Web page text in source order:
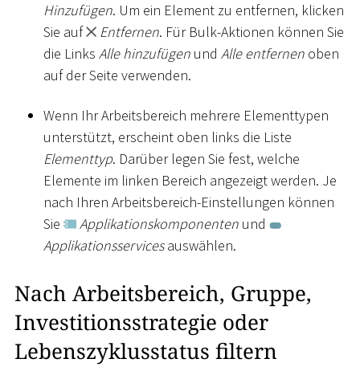
Hinzufügen. Um ein Element zu entfernen, klicken
Sie auf
Entfernen. Für Bulk-Aktionen können Sie
die Links Alle hinzufügen und Alle entfernen oben
auf der Seite verwenden.
Wenn Ihr Arbeitsbereich mehrere Elementtypen
unterstützt, erscheint oben links die Liste
Elementtyp. Darüber legen Sie fest, welche
Elemente im linken Bereich angezeigt werden. Je
nach Ihren Arbeitsbereich-Einstellungen können
Sie
Applikationskomponenten und
Applikationsservicesauswählen.
Nach Arbeitsbereich, Gruppe,
Investitionsstrategie oder
Lebenszyklusstatus filtern